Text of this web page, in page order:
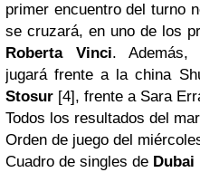
primer encuentro del turno
se cruzará, en uno de los
Roberta Vinci. Además,
jugará frente a la china
Stosur [4], frente a Sara
Todos los resultados del
Orden de juego del
Cuadro de singles de Dubai